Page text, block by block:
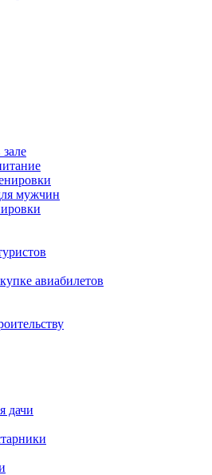
мужчин
авиабилетов
дачи